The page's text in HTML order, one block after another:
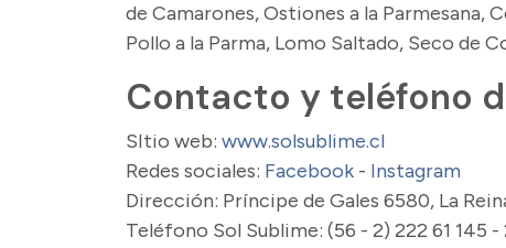
de Camarones, Ostiones a la Parmesana,
Pollo a la Parma, Lomo Saltado, Seco de
Contacto y teléfono
SItio web: www.solsublime.cl
Redes sociales: Facebook - Instagram
Dirección: Príncipe de Gales 6580, La
Teléfono Sol Sublime: (56 - 2) 222 61 145 -